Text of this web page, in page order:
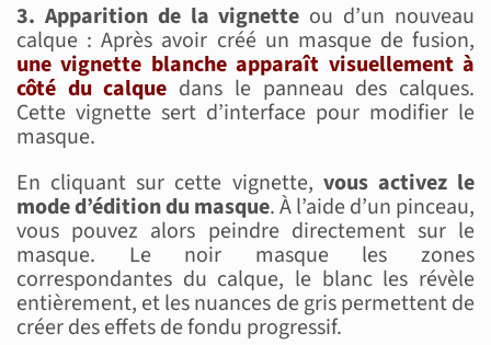
3. Apparition de la vignette ou d’un nouveau
calque : Après avoir créé un masque de fusion,
une vignette blanche apparaît visuellement à
côté du calque dans le panneau des calques.
Cette vignette sert d’interface pour modifier le
masque.
En cliquant sur cette vignette, vous activez le
mode d’édition du masque. À l’aide d’un pinceau,
vous pouvez alors peindre directement sur le
masque. Le noir masque les zones
correspondantes du calque, le blanc les révèle
entièrement, et les nuances de gris permettent de
créer des effets de fondu progressif.